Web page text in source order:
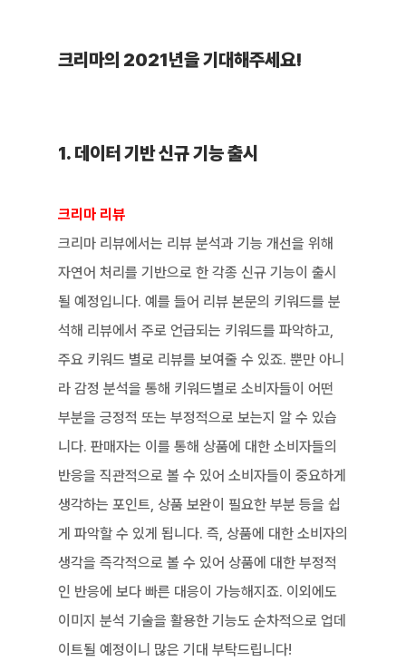
크리마의 2021년을 기대해주세요!
1. 데이터 기반 신규 기능 출시
크리마 리뷰
크리마 리뷰에서는 리뷰 분석과 기능 개선을 위해
자연어 처리를 기반으로 한 각종 신규 기능이 출시
될 예정입니다. 예를 들어 리뷰 본문의 키워드를 분
석해 리뷰에서 주로 언급되는 키워드를 파악하고,
주요 키워드 별로 리뷰를 보여줄 수 있죠. 뿐만 아니
라 감정 분석을 통해 키워드별로 소비자들이 어떤
부분을 긍정적 또는 부정적으로 보는지 알 수 있습
니다. 판매자는 이를 통해 상품에 대한 소비자들의
반응을 직관적으로 볼 수 있어 소비자들이 중요하게
생각하는 포인트, 상품 보완이 필요한 부분 등을 쉽
게 파악할 수 있게 됩니다. 즉, 상품에 대한 소비자의
생각을 즉각적으로 볼 수 있어 상품에 대한 부정적
인 반응에 보다 빠른 대응이 가능해지죠. 이외에도
이미지 분석 기술을 활용한 기능도 순차적으로 업데
이트될 예정이니 많은 기대 부탁드립니다!